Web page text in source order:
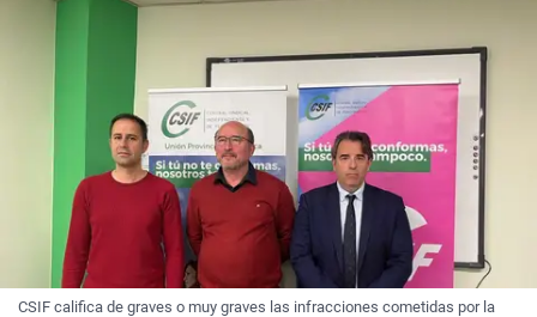
CSIF califica de graves o muy graves las infracciones cometidas por la